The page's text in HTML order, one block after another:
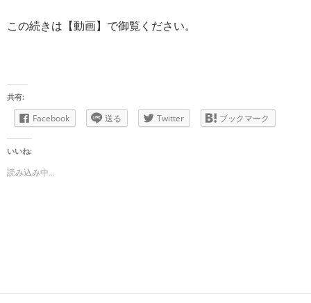
この続きは【動画】で御覧ください。
共有:
Facebook 送る Twitter ブックマーク
いいね:
読み込み中...